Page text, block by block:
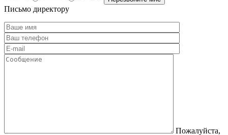
Письмо директору
Пожалуйста,